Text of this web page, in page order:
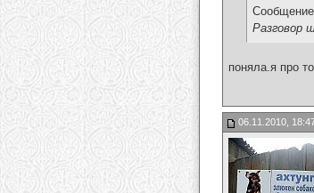
Разговор
поняла.я про
06.11.2010,